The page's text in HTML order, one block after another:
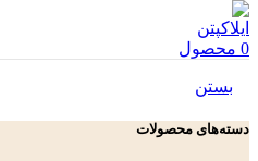
0 محصول
بستن
دسته‌های محصولات